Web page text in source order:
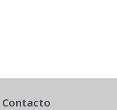
Contacto